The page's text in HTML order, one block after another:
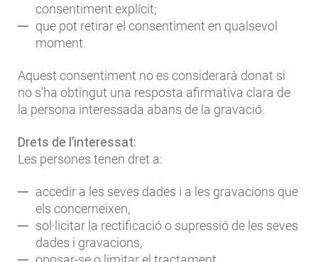
consentiment explícit;
que pot retirar el consentiment en qualsevol
moment.
Aquest consentiment no es considerarà donat si
no s’ha obtingut una resposta afirmativa clara de
la persona interessada abans de la gravació.
Drets de l’interessat:
Les persones tenen dret a:
accedir a les seves dades i a les gravacions que
els concerneixen,
sol·licitar la rectificació o supressió de les seves
dades i gravacions,